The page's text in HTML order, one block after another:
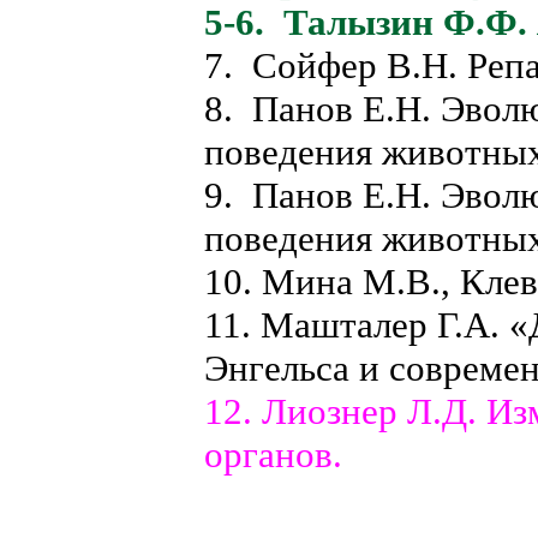
5-6. Талызин Ф.Ф.
7. Сойфер В.Н.
8. Панов Е.Н.
поведения
9. Панов Е.Н.
поведения
10. Мина М.В.,
11. Машталер Г.А.
Энгельса и
12. Лиознер Л.Д.
органов.